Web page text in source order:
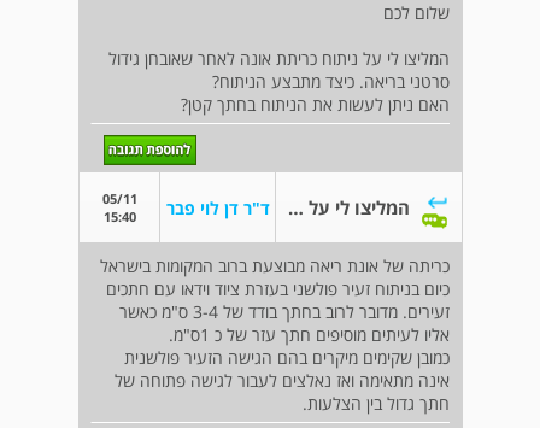
שלום לכם
המליצו לי על ניתוח כריתת אונה לאחר שאובחן גידול
סרטני בריאה. כיצד מתבצע הניתוח?
האם ניתן לעשות את הניתוח בחתך קטן?
המליצו לי על ניתוח כריתת אונה ד"ר דן לוי פבר
05/11
15:40
כריתה של אונת ריאה מבוצעת ברוב המקומות בישראל
כיום בניתוח זעיר פולשני בעזרת ציוד וידאו עם חתכים
זעירים. מדובר לרוב בחתך בודד של 3-4 ס"מ כאשר
אליו לעיתים מוסיפים חתך עזר של כ 1ס"מ.
כמובן שקימים מיקרים בהם הגישה הזעיר פולשנית
אינה מתאימה ואז נאלצים לעבור לגישה פתוחה של
חתך גדול בין הצלעות.